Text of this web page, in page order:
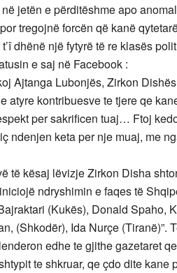
jetën e përditëshme apo
tregojnë forcën që kanë
dhënë një fytyrë të re klasës
e saj në Facebook :
Ajtanga Lubonjës, Zirkon
atyre kontribuesve te tjere qe
per sakrificen tuaj… Ftoj
ndenjen keta per nje muaj, me
të kësaj lëvizje Zirkon Disha
ndryshimin e faqes të
(Kukës), Donald Spaho,
(Shkodër), Ida Nurçe (Tiranë)”.
edhe te gjithe gazetaret
te shkruar, qe çdo dite kane